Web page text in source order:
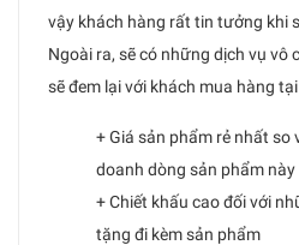
vậy khách hàng rất tin tưởng khi
Ngoài ra, sẽ có những dịch vụ vô
sẽ đem lại với khách mua hàng tại
+ Giá sản phẩm rẻ nhất so
doanh dòng sản phẩm này
+ Chiết khấu cao đối với
tặng đi kèm sản phẩm